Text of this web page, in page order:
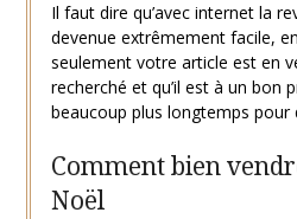
Il faut dire qu’avec internet la
devenue extrêmement facile,
seulement votre article est en
recherché et qu’il est à un bon
beaucoup plus longtemps pour
Comment bien
Noël